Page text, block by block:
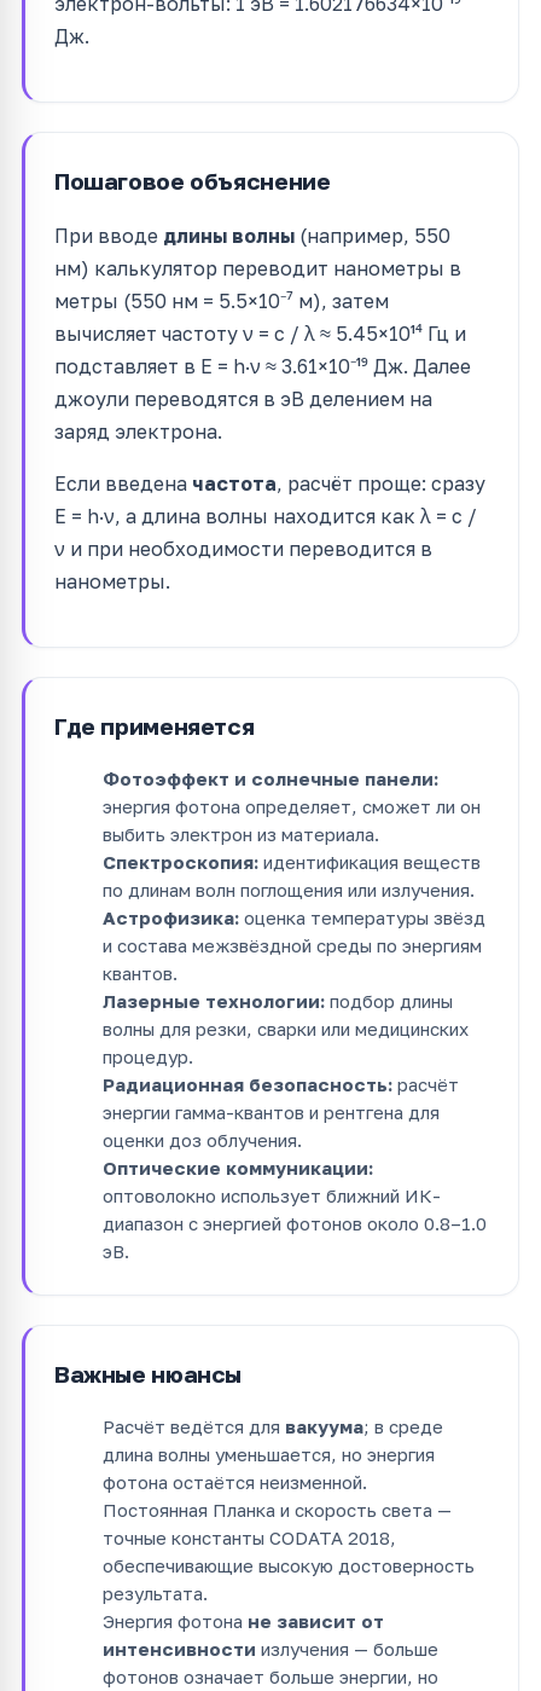
Дж.
Пошаговое объяснение
При вводе длины волны (например, 550
нм) калькулятор переводит нанометры в
метры (550 нм = 5.5×10⁻⁷ м), затем
вычисляет частоту ν = c / λ ≈ 5.45×10¹⁴ Гц и
подставляет в E = h·ν ≈ 3.61×10⁻¹⁹ Дж. Далее
джоули переводятся в эВ делением на
заряд электрона.
Если введена частота, расчёт проще: сразу
E = h·ν, а длина волны находится как λ = c /
ν и при необходимости переводится в
нанометры.
Где применяется
Фотоэффект и солнечные панели:
энергия фотона определяет, сможет ли он
выбить электрон из материала.
Спектроскопия: идентификация веществ
по длинам волн поглощения или излучения.
Астрофизика: оценка температуры звёзд
и состава межзвёздной среды по энергиям
квантов.
Лазерные технологии: подбор длины
волны для резки, сварки или медицинских
процедур.
Радиационная безопасность: расчёт
энергии гамма-квантов и рентгена для
оценки доз облучения.
Оптические коммуникации:
оптоволокно использует ближний ИК-
диапазон с энергией фотонов около 0.8–1.0
эВ.
Важные нюансы
Расчёт ведётся для вакуума; в среде
длина волны уменьшается, но энергия
фотона остаётся неизменной.
Постоянная Планка и скорость света —
точные константы CODATA 2018,
обеспечивающие высокую достоверность
результата.
Энергия фотона не зависит от
интенсивности излучения — больше
фотонов означает больше энергии, но